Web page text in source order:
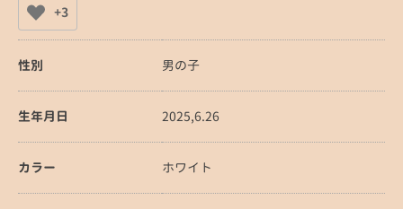
+3
性別 男の子
生年月日 2025,6.26
カラー ホワイト